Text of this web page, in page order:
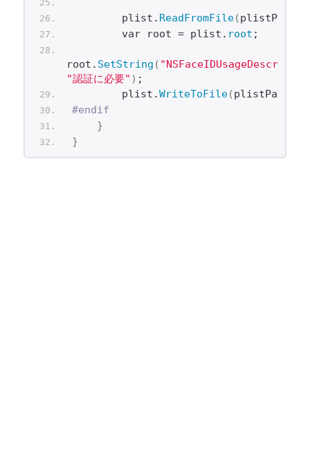
        plist.
ReadFromFile(plistPath
        var root = plist.
root ;
root. SetString (
"認証に必要" ) ;
        plist.
WriteToFile(plistPath
#endif
}
}